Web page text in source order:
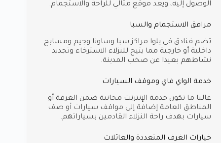
الوصول إليه، ويعد موقع مثالي للراحة والاستجمام.
مرافق الاستجمام والسبا
تضم فنادق في يلوا مراكز سبا وساونا وجيم ومسابح
داخلية أو خارجية مما يتيح للنزلاء الاسترخاء وتجديد
نشاطهم بعيدا عن صخب المدينة.
خدمة الواي فاي وموقف السيارات
غالبا ما تكون خدمة الإنترنت مجانية ضمن الغرفة أو
المناطق العامة إضافة إلى مواقف سيارات أو صف
سيارات بهدف راحة النزلاء القادمين بسياراتهم.
خيارات الغرف المتعددة والعائلات